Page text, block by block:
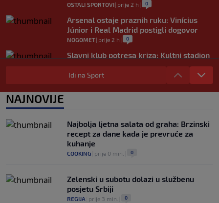
OSTALI SPORTOVI| prije 2 h | 0
Arsenal ostaje praznih ruku: Vinícius
Júnior i Real Madrid postigli dogovor
NOGOMET| prije 2 h | 0
Slavni klub potresa kriza: Kultni stadion
u Italiji bit će prazan na početku sezone,
navijači objavili rat upravi
Idi na Sport
NAJNOVIJE
Najbolja ljetna salata od graha: Brzinski
recept za dane kada je prevruće za
kuhanje
COOKING prije 0 min. 0
Zelenski u subotu dolazi u službenu
posjetu Srbiji
REGIJA prije 3 min. 0